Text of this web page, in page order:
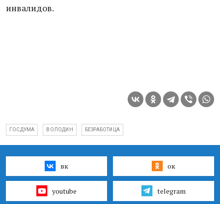
инвалидов.
ГОСДУМА ВОЛОДИН БЕЗРАБОТИЦА
вк ок
youtube telegram